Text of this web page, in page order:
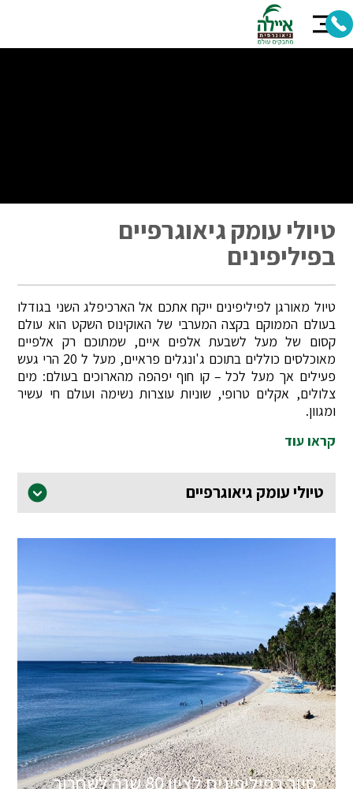
טיולי עומק גיאוגרפיים
בפיליפינים
טיול מאורגן לפיליפינים ייקח אתכם אל הארכיפלג השני בגודלו
בעולם הממוקם בקצה המערבי של האוקינוס השקט הוא עולם
קסום של מעל לשבעת אלפים איים, שמתוכם רק אלפיים
מאוכלסים כוללים בתוכם ג'ונגלים פראיים, מעל ל 20 הרי געש
פעילים אך מעל לכל – קו חוף יפהפה מהארוכים בעולם: מים
צלולים, אקלים טרופי, שוניות עוצרות נשימה ועולם חי עשיר
ומגוון.
קראו עוד
טיולי עומק גיאוגרפיים
סיור בפיליפינים לציון 80 שנה לשחרור